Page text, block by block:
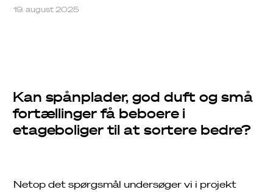
Kommuner
19. august 2025
Kan spånplader, god duft og små
fortællinger få beboere i
etageboliger til at sortere bedre?
Netop det spørgsmål undersøger vi i projekt